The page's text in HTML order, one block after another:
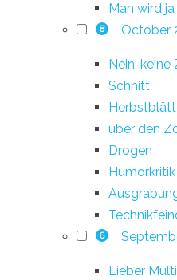
Man wird
8 October
Nein,
Schnitt
über den
Drogen
Humorkritik
6
Lieber